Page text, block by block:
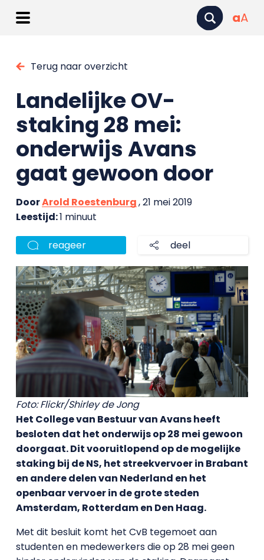
aA
Terug naar overzicht
Landelijke OV-
staking 28 mei:
onderwijs Avans
gaat gewoon door
DoorArold Roestenburg, 21 mei 2019
Leestijd:1 minuut
reageer deel
Foto: Flickr/Shirley de Jong
Het College van Bestuur van Avans heeft
besloten dat het onderwijs op 28 mei gewoon
doorgaat. Dit vooruitlopend op de mogelijke
staking bij de NS, het streekvervoer in Brabant
en andere delen van Nederland en het
openbaar vervoer in de grote steden
Amsterdam, Rotterdam en Den Haag.
Met dit besluit komt het CvB tegemoet aan
studenten en medewerkers die op 28 mei geen